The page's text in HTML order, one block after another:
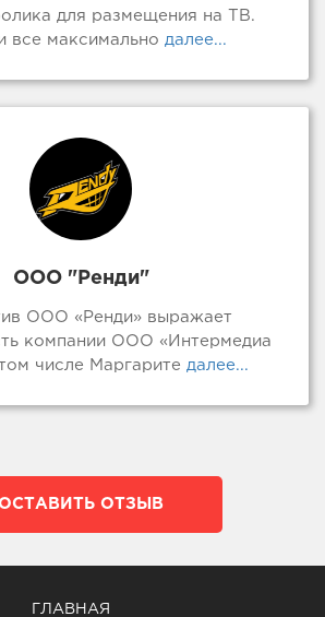
для размещения на ТВ.
все максимально далее...
ООО "Ренди"
ООО «Ренди» выражает
компании ООО «Интермедиа
числе Маргарите далее...
ОТЗЫВ
ГЛАВНАЯ